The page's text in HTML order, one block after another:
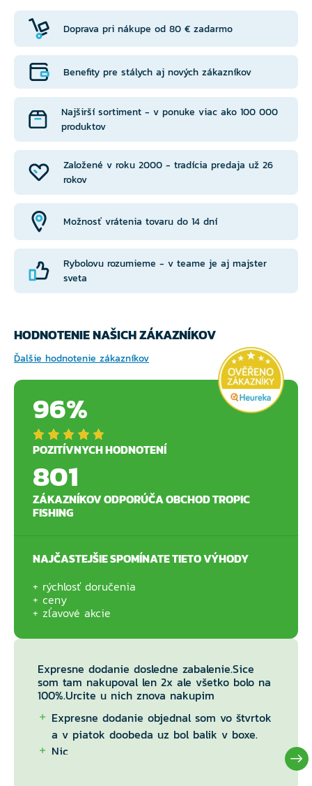
Doprava pri nákupe od 80 € zadarmo
Založené v roku 2000 - tradícia predaja už 26
rokov
Benefity pre stálych aj nových zákazníkov
Možnosť vrátenia tovaru do 14 dní
Najširší sortiment - v ponuke viac ako 100 000
produktov
Rybolovu rozumieme - v teame je aj majster
sveta
HODNOTENIE NAŠICH ZÁKAZNÍKOV
Ďalšie hodnotenie zákazníkov
96%
POZITÍVNYCH HODNOTENÍ
801
ZÁKAZNÍKOV ODPORÚČA OBCHOD TROPIC
FISHING
NAJČASTEJŠIE SPOMÍNATE TIETO VÝHODY
rýchlosť doručenia
ceny
zľavové akcie
Expresne dodanie dosledne zabalenie.Sice
som tam nakupoval len 2x ale všetko bolo na
100%.Urcite u nich znova nakupim
Expresne dodanie objednal som vo štvrtok
a v piatok doobeda uz bol balik v boxe.
Nic